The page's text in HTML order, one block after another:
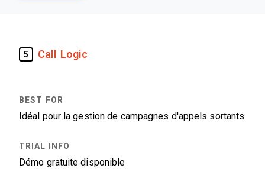
5 Call Logic
Idéal pour la gestion de campagnes d'appels sortants
Démo gratuite disponible